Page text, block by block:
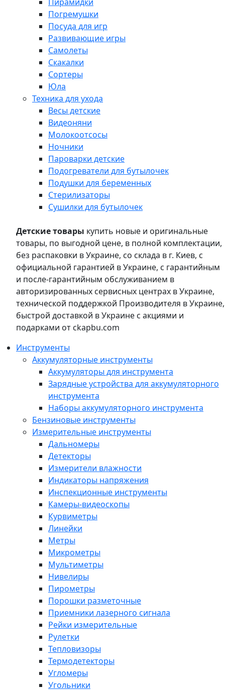
Погремушки
Посуда для игр
Развивающие игры
Самолеты
Скакалки
Сортеры
Юла
Техника для ухода
Весы детские
Видеоняни
Молокоотсосы
Ночники
Пароварки детские
Подогреватели для бутылочек
Подушки для беременных
Стерилизаторы
Сушилки для бутылочек
Детские товары купить новые и оригинальные
товары, по выгодной цене, в полной комплектации,
без распаковки в Украине, со склада в г. Киев, с
официальной гарантией в Украине, с гарантийным
и после-гарантийным обслуживанием в
авторизированных сервисных центрах в Украине,
технической поддержкой Производителя в Украине,
быстрой доставкой в Украине с акциями и
подарками от ckapbu.com
Инструменты
Аккумуляторные инструменты
Аккумуляторы для инструмента
Зарядные устройства для аккумуляторного
инструмента
Наборы аккумуляторного инструмента
Бензиновые инструменты
Измерительные инструменты
Дальномеры
Детекторы
Измерители влажности
Индикаторы напряжения
Инспекционные инструменты
Камеры-видеоскопы
Курвиметры
Линейки
Метры
Микрометры
Мультиметры
Нивелиры
Пирометры
Порошки разметочные
Приемники лазерного сигнала
Рейки измерительные
Рулетки
Тепловизоры
Термодетекторы
Угломеры
Угольники